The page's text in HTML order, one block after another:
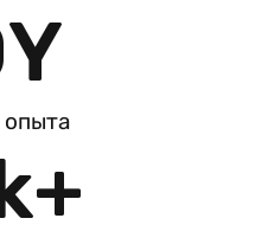
опыта
Y